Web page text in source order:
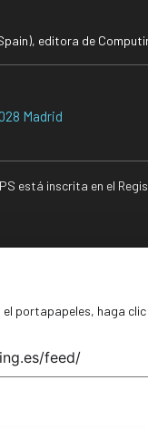
editora de
Madrid
está inscrita en el
el portapapeles, haga